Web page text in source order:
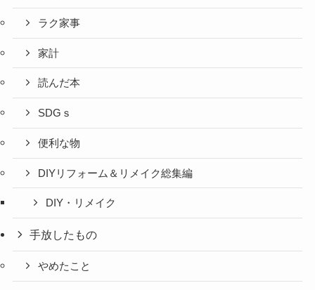
ラク家事
家計
読んだ本
SDGｓ
便利な物
DIYリフォーム＆リメイク総集編
DIY・リメイク
手放したもの
やめたこと